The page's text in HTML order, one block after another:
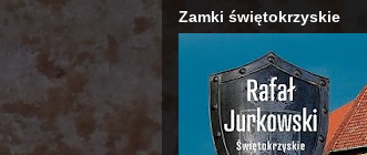
Zamki świętokrzyskie